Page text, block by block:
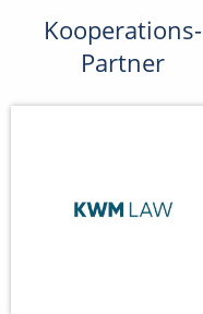
Kooperations-
Partner